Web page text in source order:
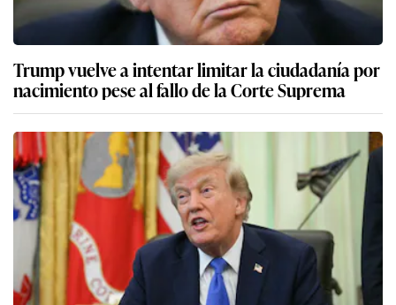
Trump vuelve a intentar limitar la ciudadanía por
nacimiento pese al fallo de la Corte Suprema